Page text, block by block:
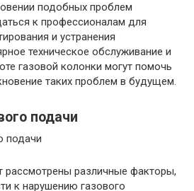
подобных проблем
к профессионалам для
и устранения
техническое обслуживание и
газовой колонки могут помочь
таких проблем в будущем.
подачи
рассмотрены различные факторы,
к нарушению газового